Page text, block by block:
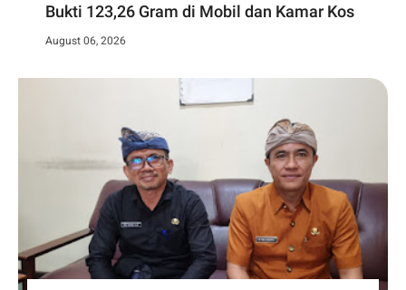
Bukti 123,26 Gram di Mobil dan Kamar Kos
August 06, 2026